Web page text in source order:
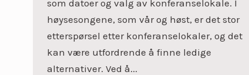
som datoer og valg av konferanselokale. I
høysesongene, som vår og høst, er det stor
etterspørsel etter konferanselokaler, og det
kan være utfordrende å finne ledige
alternativer. Ved å...